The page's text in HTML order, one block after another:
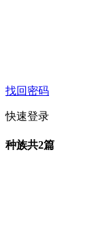
找回密码
快速登录
种族共2篇